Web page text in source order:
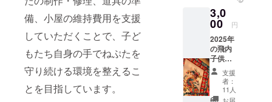
備、小屋の維持費用を支援
していただくことで、子ど
もたち自身の手でねぷたを
守り続ける環境を整えるこ
とを目指しています。
「来年もね
ぷた、出る
のかな…」
そんな子ど
ものつぶや
きに、大人
たちは心を
3,0
00 円
2025年
の飛内
子供育
成会ね
ぷたの
写真を
厳選、
支援
者：
11人